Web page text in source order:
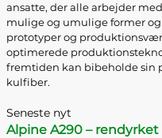
ansatte, der alle arbejder
mulige og umulige former
prototyper og
optimerede
fremtiden kan bibeholde sin
kulfiber.
Seneste nyt
Alpine A290 –